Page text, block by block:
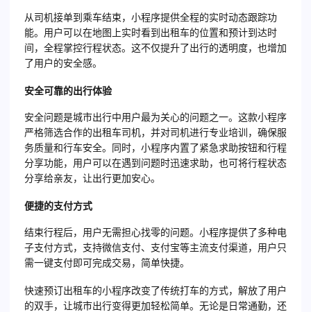
从司机接单到乘车结束，小程序提供全程的实时动态跟踪功
能。用户可以在地图上实时看到出租车的位置和预计到达时
间，全程掌控行程状态。这不仅提升了出行的透明度，也增加
了用户的安全感。
安全可靠的出行体验
安全问题是城市出行中用户最为关心的问题之一。这款小程序
严格筛选合作的出租车司机，并对司机进行专业培训，确保服
务质量和行车安全。同时，小程序内置了紧急求助按钮和行程
分享功能，用户可以在遇到问题时迅速求助，也可将行程状态
分享给亲友，让出行更加安心。
便捷的支付方式
结束行程后，用户无需担心找零的问题。小程序提供了多种电
子支付方式，支持微信支付、支付宝等主流支付渠道，用户只
需一键支付即可完成交易，简单快捷。
快速预订出租车的小程序改变了传统打车的方式，解放了用户
的双手，让城市出行变得更加轻松简单。无论是日常通勤，还